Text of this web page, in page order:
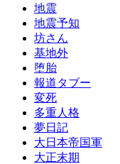
地震
地震予知
坊さん
基地外
堕胎
報道タブー
変死
多重人格
夢日記
大日本帝国軍
大正末期